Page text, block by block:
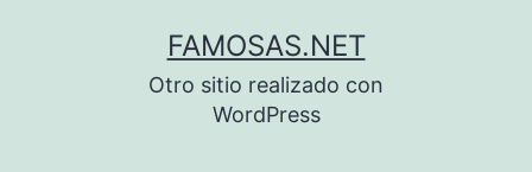
FAMOSAS.NET
Otro sitio realizado con
WordPress